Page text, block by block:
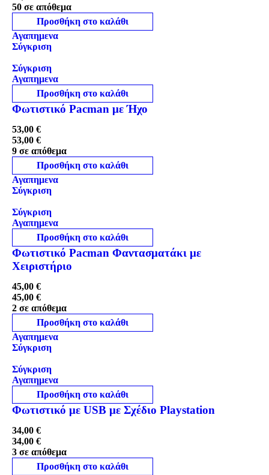
50 σε απόθεμα
Προσθήκη στο καλάθι
Αγαπημενα
Σύγκριση
Σύγκριση
Αγαπημενα
Προσθήκη στο καλάθι
Φωτιστικό Pacman με Ήχο
53,00 €
53,00 €
9 σε απόθεμα
Προσθήκη στο καλάθι
Αγαπημενα
Σύγκριση
Σύγκριση
Αγαπημενα
Προσθήκη στο καλάθι
Φωτιστικό Pacman Φαντασματάκι με
Χειριστήριο
45,00 €
45,00 €
2 σε απόθεμα
Προσθήκη στο καλάθι
Αγαπημενα
Σύγκριση
Σύγκριση
Αγαπημενα
Προσθήκη στο καλάθι
Φωτιστικό με USB με Σχέδιο Playstation
34,00 €
34,00 €
3 σε απόθεμα
Προσθήκη στο καλάθι